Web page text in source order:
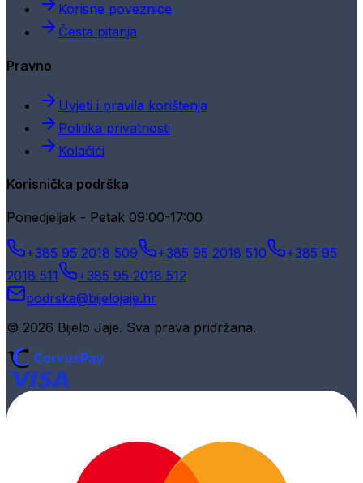
Korisne poveznice
Česta pitanja
Pravno
Uvjeti i pravila korištenja
Politika privatnosti
Kolačići
Korisnička podrška
Ponedjeljak - Petak 09:00-17:00
+385 95 2018 509 +385 95 2018 510
+385 95
2018 511
+385 95 2018 512
podrska@bijelojaje.hr
© 2026 Bijelo Jaje. Sva prava pridržana.